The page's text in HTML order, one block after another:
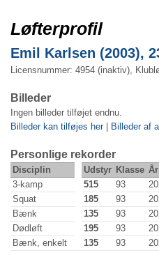
Løfterprofil
Emil Karlsen (2003),
Licensnummer: 4954 (inaktiv),
Billeder
Ingen billeder tilføjet endnu.
Billeder kan tilføjes her| Billeder af
Personlige rekorder
Disciplin Udstyr Klasse År
3-kamp
515 93
Squat
185 93
Bænk
135 93
Dødløft
195 93
Bænk, enkelt
135 93